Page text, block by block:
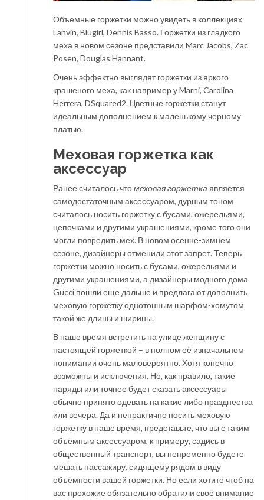
Объемные горжетки можно увидеть в коллекциях
Lanvin, Blugirl, Dennis Basso. Горжетки из гладкого
меха в новом сезоне представили Marc Jacobs, Zac
Posen, Douglas Hannant.
Очень эффектно выглядят горжетки из яркого
крашеного меха, как например у Marni, Carolina
Herrera, DSquared2. Цветные горжетки станут
идеальным дополнением к маленькому черному
платью.
Меховая горжетка как
аксессуар
Ранее считалось чтомеховая горжетка является
самодостаточным аксессуаром, дурным тоном
считалось носить горжетку с бусами, ожерельями,
цепочками и другими украшениями, кроме того они
могли повредить мех. В новом осенне-зимнем
сезоне, дизайнеры отменили этот запрет. Теперь
горжетки можно носить с бусами, ожерельями и
другими украшениями, а дизайнеры модного дома
Gucci пошли еще дальше и предлагают дополнить
меховую горжетку однотонным шарфом-хомутом
такой же длины и ширины.
В наше время встретить на улице женщину с
настоящей горжеткой – в полном её изначальном
понимании очень маловероятно. Хотя конечно
возможны и исключения. Но, как правило, такие
наряды или точнее будет сказать аксессуары
обычно принято одевать на какие либо празднества
или вечера. Да и непрактично носить меховую
горжетку в наше время, представьте, что вы с таким
объёмным аксессуаром, к примеру, садись в
общественный транспорт, вы непременно будете
мешать пассажиру, сидящему рядом в виду
объёмности вашей горжетки. Но если хотите чтоб на
вас прохожие обязательно обратили своё внимание